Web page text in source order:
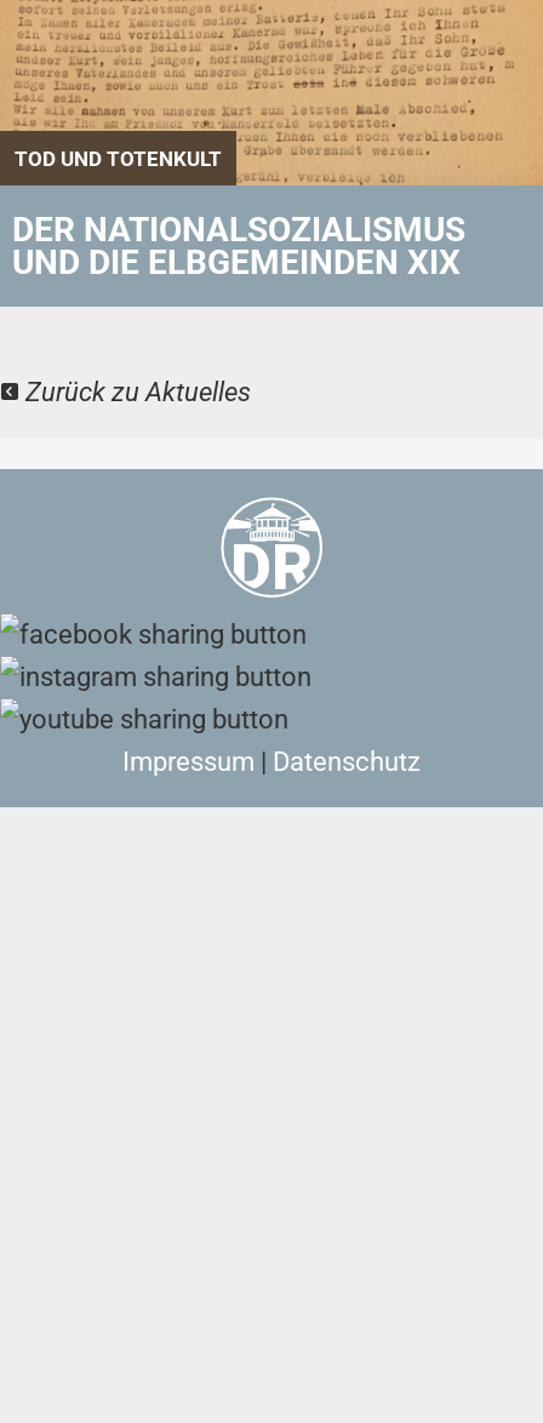
TOD UND TOTENKULT
DER NATIONALSOZIALISMUS
UND DIE ELBGEMEINDEN XIX
Zurück zu Aktuelles
Impressum Datenschutz